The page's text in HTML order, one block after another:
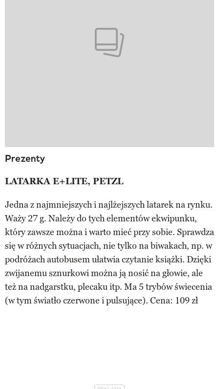
Prezenty
LATARKA E+LITE, PETZL
Jedna z najmniejszych i najlżejszych latarek na rynku.
Waży 27 g. Należy do tych elementów ekwipunku,
który zawsze można i warto mieć przy sobie. Sprawdza
się w różnych sytuacjach, nie tylko na biwakach, np. w
podróżach autobusem ułatwia czytanie książki. Dzięki
zwijanemu sznurkowi można ją nosić na głowie, ale
też na nadgarstku, plecaku itp. Ma 5 trybów świecenia
(w tym światło czerwone i pulsujące). Cena: 109 zł